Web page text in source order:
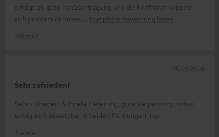
erfolgt ist, gute Tonübertragung und die kopfhörer koppeln
sich problemlos imme
Komplette Bewertung lesen
Alfred P.
Sehr zufrieden!
Sehr zufrieden! Schnelle Lieferung, gute Verpackung, sofort
erfolgreich einsetzbar in beiden Richtungen, top.
frank b.
25.03.2026